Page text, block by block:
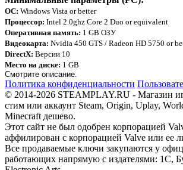
ОС: Windows Vista or better
Процессор: Intel 2.0ghz Core 2 Duo or equivalent
Оперативная память: 1 GB ОЗУ
Видеокарта: Nvidia 450 GTS / Radeon HD 5750 or
DirectX: Версии 10
Место на диске: 1 GB
Смотрите описание.
Политика конфиденциальности
© 2014-2026 STEAMPLAY.RU - Магазин
стим или аккаунт Steam, Origin, Uplay,
Minecraft дешево.
Этот сайт не был одобрен корпорацией
аффилирован с корпорацией Valve или ее
Все продаваемые ключи закупаются у
работающих напрямую с издателями: 1С,